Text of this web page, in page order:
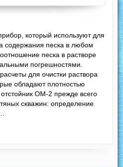
который используют для
содержания песка в любом
песка в растворе
погрешностями.
для очистки раствора
обладают плотностью
ОМ-2 прежде всего
скважин: определение